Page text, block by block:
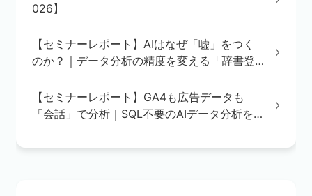
026】
【セミナーレポート】AIはなぜ「嘘」をつく
のか？｜データ分析の精度を変える「辞書登
【セミナーレポート】GA4も広告データも
「会話」で分析｜SQL不要のAIデータ分析を